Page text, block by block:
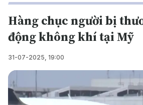
Hàng chục người bị
động không khí tại Mỹ
31-07-2025, 19:00